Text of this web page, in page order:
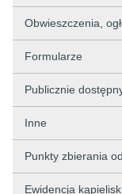
Obwieszczenia,
Formularze
Publicznie
Inne
Punkty zbierania
Ewidencja kąpielisk